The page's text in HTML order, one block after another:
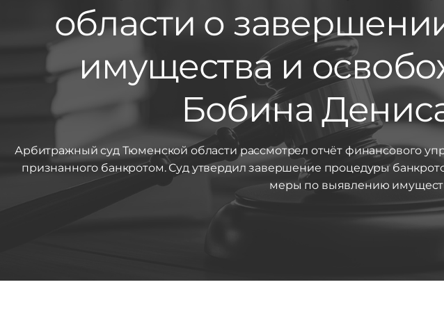
области о
имущества и
Бобина
Арбитражный суд Тюменской области рассмотрел отчёт финансового
признанного банкротом. Суд утвердил завершение процедуры
меры по выявлению